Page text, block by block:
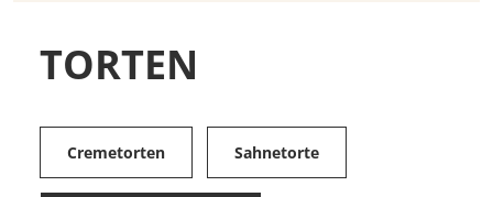
TORTEN
Cremetorten Sahnetorte